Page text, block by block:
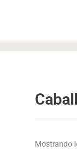
Mostrando